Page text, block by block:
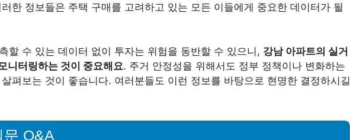
한 정보들은 주택 구매를 고려하고 있는 모든 이들에게 중요한 데이터가 될
할 수 있는 데이터 없이 투자는 위험을 동반할 수 있으니, 강남 아파트의 실거
니터링하는 것이 중요해요. 주거 안정성을 위해서도 정부 정책이나 변화하는
펴보는 것이 좋습니다. 여러분들도 이런 정보를 바탕으로 현명한 결정하시길
문 Q&A